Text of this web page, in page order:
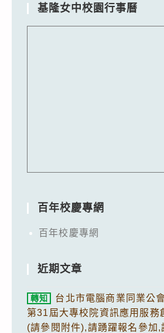
基隆女中校園行事曆
百年校慶專網
百年校慶專網
近期文章
轉知
台北市電腦商業同業公
第31屆大專校院資訊應用服務
(請參閱附件),請踴躍報名參加,